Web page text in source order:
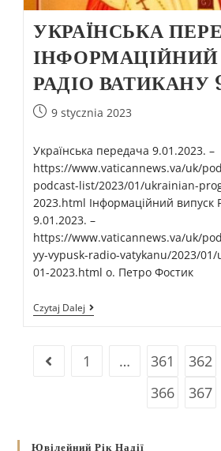
УКРАЇНСЬКА
РАДІО ВАТИКАНУ
9 stycznia 2023
Українська передача 9.01.2023. –
https://www.vaticannews.va/uk/
podcast-list/2023/01/ukrainian-
2023.html Інформаційний випуск
9.01.2023. –
https://www.vaticannews.va/uk/
yy-vypusk-radio-vatykanu/2023/
01-2023.html о. Петро Фостик
Czytaj Dalej
1 … 361 362
366
367
Ювілейний Рік Надії